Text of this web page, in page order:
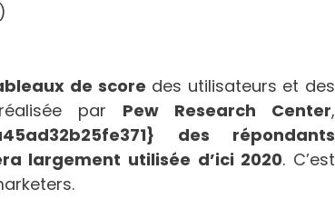
de score des utilisateurs et des
par Pew Research Center,
des répondants
largement utilisée d’ici 2020. C’est